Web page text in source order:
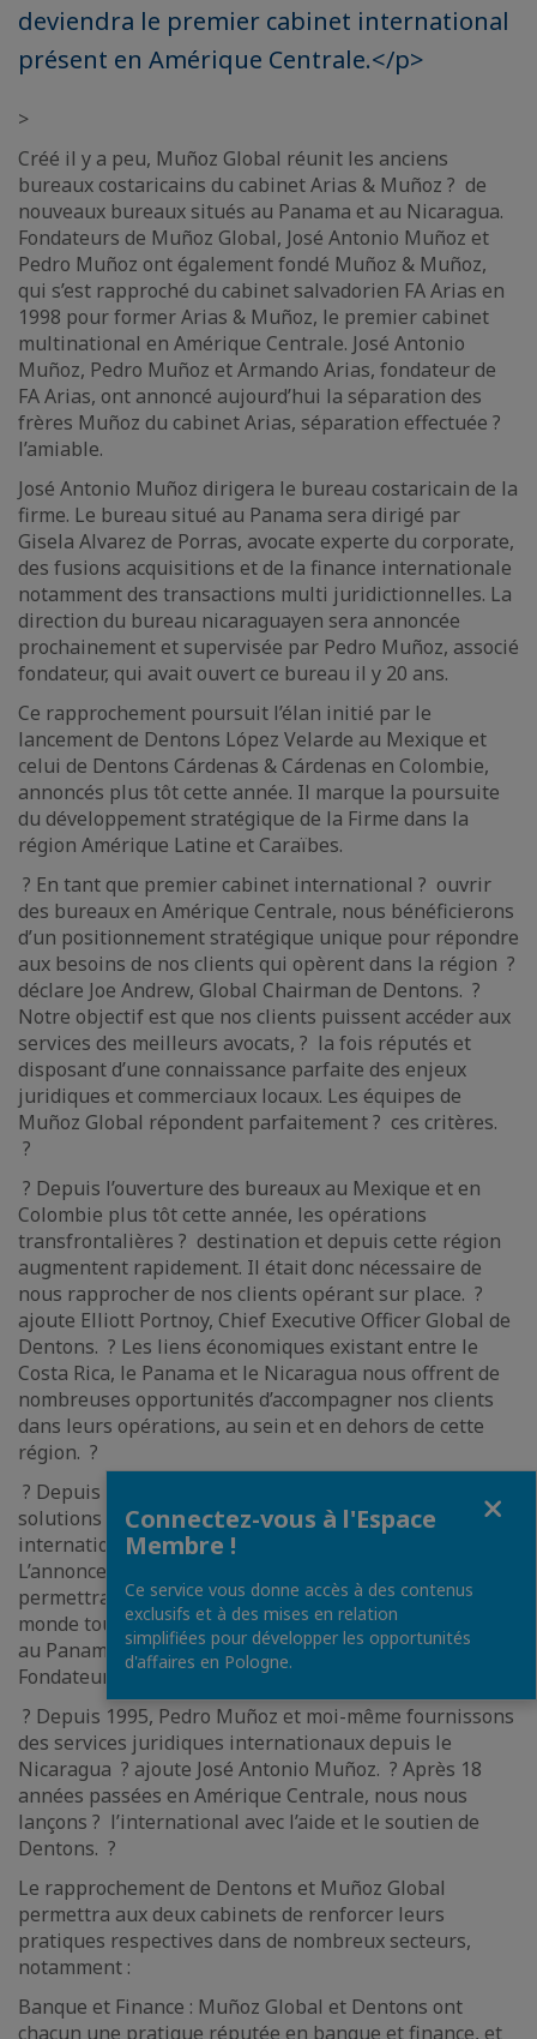
deviendra le premier cabinet international
présent en Amérique Centrale.</p>
>
Créé il y a peu, Muñoz Global réunit les anciens
bureaux costaricains du cabinet Arias & Muñoz ? de
nouveaux bureaux situés au Panama et au Nicaragua.
Fondateurs de Muñoz Global, José Antonio Muñoz et
Pedro Muñoz ont également fondé Muñoz & Muñoz,
qui s’est rapproché du cabinet salvadorien FA Arias en
1998 pour former Arias & Muñoz, le premier cabinet
multinational en Amérique Centrale. José Antonio
Muñoz, Pedro Muñoz et Armando Arias, fondateur de
FA Arias, ont annoncé aujourd’hui la séparation des
frères Muñoz du cabinet Arias, séparation effectuée ?
l’amiable.
José Antonio Muñoz dirigera le bureau costaricain de la
firme. Le bureau situé au Panama sera dirigé par
Gisela Alvarez de Porras, avocate experte du corporate,
des fusions acquisitions et de la finance internationale
notamment des transactions multi juridictionnelles. La
direction du bureau nicaraguayen sera annoncée
prochainement et supervisée par Pedro Muñoz, associé
fondateur, qui avait ouvert ce bureau il y 20 ans.
Ce rapprochement poursuit l’élan initié par le
lancement de Dentons López Velarde au Mexique et
celui de Dentons Cárdenas & Cárdenas en Colombie,
annoncés plus tôt cette année. Il marque la poursuite
du développement stratégique de la Firme dans la
région Amérique Latine et Caraïbes.
? En tant que premier cabinet international ? ouvrir
des bureaux en Amérique Centrale, nous bénéficierons
d’un positionnement stratégique unique pour répondre
aux besoins de nos clients qui opèrent dans la région ?
déclare Joe Andrew, Global Chairman de Dentons. ?
Notre objectif est que nos clients puissent accéder aux
services des meilleurs avocats, ? la fois réputés et
disposant d’une connaissance parfaite des enjeux
juridiques et commerciaux locaux. Les équipes de
Muñoz Global répondent parfaitement ? ces critères.
?
? Depuis l’ouverture des bureaux au Mexique et en
Colombie plus tôt cette année, les opérations
transfrontalières ? destination et depuis cette région
augmentent rapidement. Il était donc nécessaire de
nous rapprocher de nos clients opérant sur place. ?
ajoute Elliott Portnoy, Chief Executive Officer Global de
Dentons. ? Les liens économiques existant entre le
Costa Rica, le Panama et le Nicaragua nous offrent de
nombreuses opportunités d’accompagner nos clients
dans leurs opérations, au sein et en dehors de cette
région. ?
? Depuis plus de 20 ans, nos avocats fournissent des
solutions juridiques et commerciales de dimension
internationale sur le marché d’Amérique Centrale.
L’annonce du rapprochement avec Dentons nous
permettra d’accompagner nos clients partout dans le
monde tout en les conseillant en Amérique centrale et
au Panama. ? déclare José Antonio Muñoz, Associé
Fondateur de Muñoz Global.
? Depuis 1995, Pedro Muñoz et moi-même fournissons
des services juridiques internationaux depuis le
Nicaragua ? ajoute José Antonio Muñoz. ? Après 18
années passées en Amérique Centrale, nous nous
lançons ? l’international avec l’aide et le soutien de
Dentons. ?
Le rapprochement de Dentons et Muñoz Global
permettra aux deux cabinets de renforcer leurs
pratiques respectives dans de nombreux secteurs,
notamment :
Banque et Finance : Muñoz Global et Dentons ont
chacun une pratique réputée en banque et finance, et
Connectez-vous à l'Espace
Membre !
Ce service vous donne accès à des contenus
exclusifs et à des mises en relation
simplifiées pour développer les opportunités
d'affaires en Pologne.